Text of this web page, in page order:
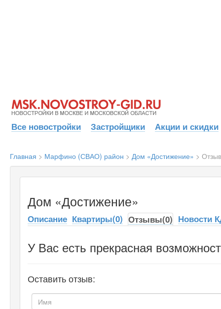
Все новостройки Застройщики Акции и скидки
Главная > Марфино (СВАО) район > Дом «Достижение» >
Дом «Достижение»
Описание Квартиры(0) Отзывы(0) Новости
У Вас есть прекрасная
Оставить отзыв: